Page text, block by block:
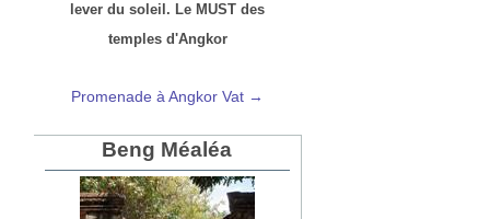
lever du soleil. Le MUST des
temples d'Angkor
Promenade à Angkor Vat →
Beng Méaléa